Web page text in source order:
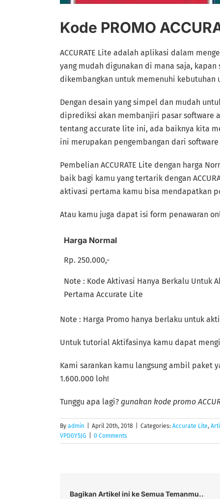
Kode PROMO
ACCURATE Lite adalah aplikasi dalam
yang mudah digunakan di mana saja,
dikembangkan untuk memenuhi kebutuhan
Dengan desain yang simpel dan mudah
diprediksi akan membanjiri pasar software
tentang accurate lite ini, ada baiknya kita
ini merupakan pengembangan dari
Pembelian ACCURATE Lite dengan harga
baik bagi kamu yang tertarik dengan
aktivasi pertama kamu bisa mendapatkan
Atau kamu juga dapat isi form penawaran
Harga Normal
Rp. 250.000,-
Note : Kode Aktivasi Hanya Berkalu Untuk
Pertama Accurate Lite
Note : Harga Promo hanya berlaku untuk
Untuk tutorial Aktifasinya kamu dapat
Kami sarankan kamu langsung ambil paket
1.600.000 loh!
Tunggu apa lagi? gunakan kode promo
By admin April 20th, 2018 Categories: Accurate Lite,
VPD0Y5JG
0 Comments
Bagikan Artikel ini ke Semua Temanmu..